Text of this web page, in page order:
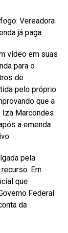
Vereadora
já paga
vídeo em suas
para o
de
pelo próprio
que a
Iza Marcondes
a emenda
pela
Em
que
Federal
da